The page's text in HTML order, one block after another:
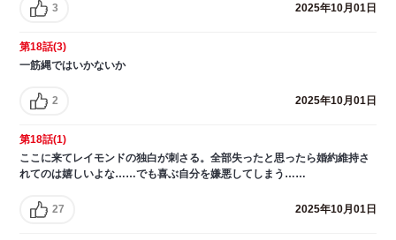
3 2025年10月01日
第18話(3)
一筋縄ではいかないか
2 2025年10月01日
第18話(1)
ここに来てレイモンドの独白が刺さる。全部失ったと思ったら婚約維持さ
れてのは嬉しいよな……でも喜ぶ自分を嫌悪してしまう……
27 2025年10月01日